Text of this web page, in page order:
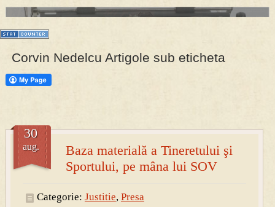
PRESA
Permise pentru vânătoarea de porci în costume, cu gulere albe
Corvin Nedelcu Artigole sub eticheta
Baza materială a Tineretului şi
Sportului, pe mâna lui SOV
30
aug.
Categorie: Justitie, Presa